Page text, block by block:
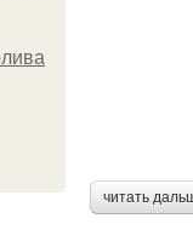
читать